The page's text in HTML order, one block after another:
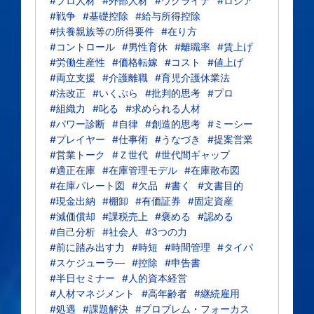
#戦争 #基礎控除
#給与所得控除
#扶養親族等の所得要件 #在り方
#コントロール #男性育休 #離職率 #賃上げ
#労働生産性
#価格転嫁 #コスト
#値上げ
#両立支援
#介護離職 #育児介護休業法
#法改正
#いくぷら #批判的思考 #プロ
#組織力
#叱る
#求められる人材
#パワー診断 #自律 #創造的思考 #ミーシー
#プレイヤー
#仕事術 #うなづき
#提案営業
#営業トーク
#Ｚ世代 #世代間ギャップ
#適正在庫 #在庫管理モデル #在庫散布図
#在庫パレート図
#欠品 #書く
#文書目的
#現金出納
#棚卸 #有価証券
#固定資産
#減価償却
#課税売上 #褒める
#認める
#自己分析 #社会人
#3つの力
#前に踏み出す力
#時短 #時間管理
#タイパ
#スケジューラ― #控除
#申告書
#半日セミナー
#人的資本経営
#人材マネジメント
#高年齢者 #継続雇用
#処遇
#課題解決 #プロブレム・フォーカス